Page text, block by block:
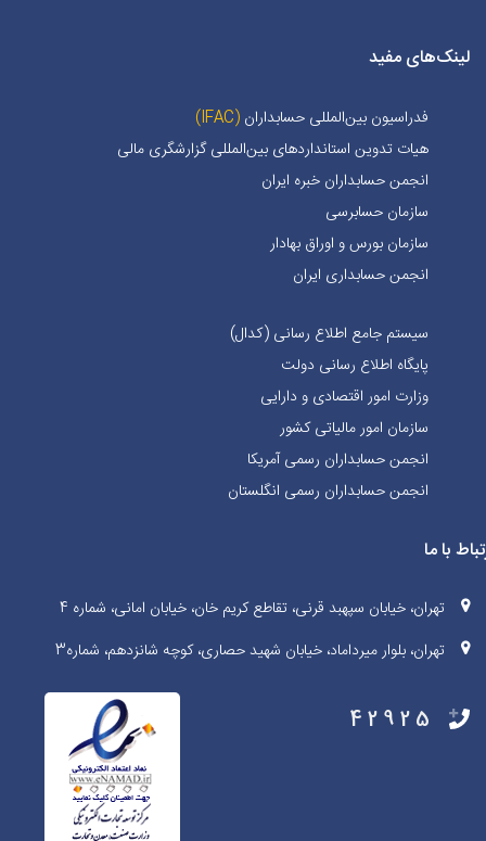
لینک‌های مفید
فدراسیون بین‌المللی حسابداران (IFAC)
هیات تدوین استانداردهای بین‌المللی گزارشگری مالی
انجمن حسابداران خبره ايران
سازمان حسابرسی
سازمان بورس و اوراق بهادار
انجمن حسابداری ایران
سیستم جامع اطلاع رسانی (کدال)
پایگاه اطلاع رسانی دولت
وزارت امور اقتصادی و دارایی
سازمان امور مالیاتی کشور
انجمن حسابداران رسمی آمریکا
انجمن حسابداران رسمی انگلستان
با ما
تهران، خیابان سپهبد قرنی، تقاطع کریم خان، خیابان امانی، شماره 4
تهران، بلوار میرداماد، خیابان شهید حصاری، کوچه شانزدهم، شماره3
42925